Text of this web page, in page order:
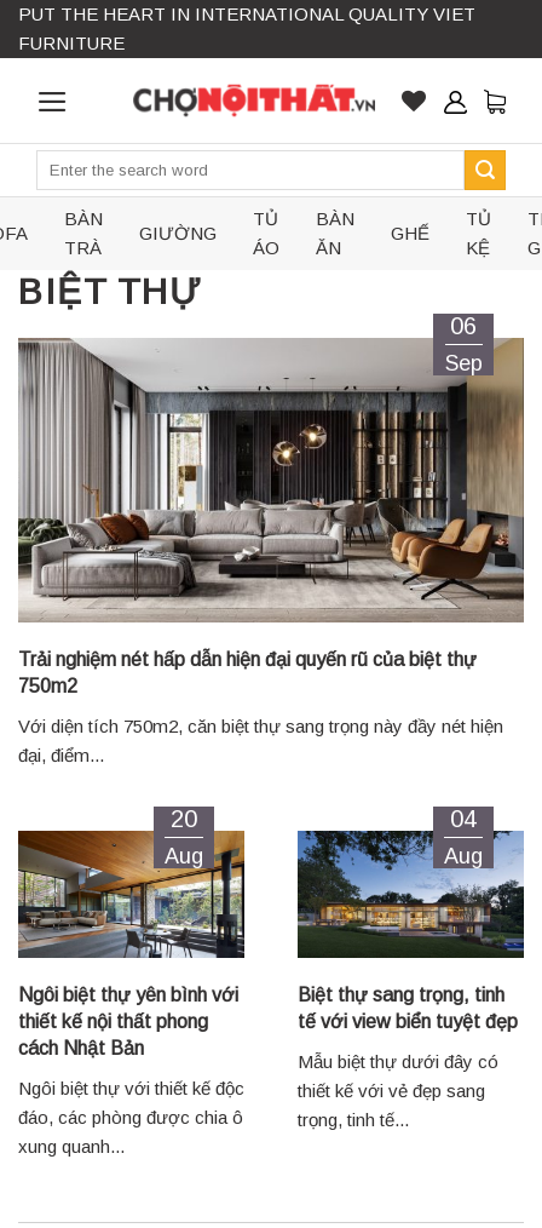
Skip
PUT THE HEART IN INTERNATIONAL QUALITY VIET
FURNITURE
Search
BÀN
TRÀ
GIƯỜNG
TỦ
ÁO
BÀN
ĂN
GHẾ
TỦ
KỆ
BIỆT THỰ
Trải nghiệm nét hấp dẫn hiện đại quyến rũ của biệt thự
750m2
Với diện tích 750m2, căn biệt thự sang trọng này đầy nét hiện
đại, điểm...
06
Sep
Ngôi biệt thự yên bình với
thiết kế nội thất phong
cách Nhật Bản
Ngôi biệt thự với thiết kế độc
đáo, các phòng được chia ô
xung quanh...
20
Aug
Biệt thự sang trọng, tinh
tế với view biển tuyệt đẹp
Mẫu biệt thự dưới đây có
thiết kế với vẻ đẹp sang
trọng, tinh tế...
04
Aug